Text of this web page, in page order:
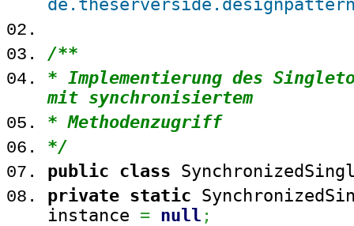
/**
* Implementierung des
mit synchronisiertem
* Methodenzugriff
*/
public class
private static
instance = null ;